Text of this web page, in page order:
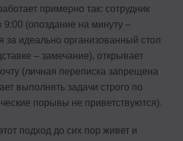
примерно так: сотрудник
9:00 (опоздание на минуту –
за идеально организованный стол
– замечание), открывает
(личная переписка запрещена
выполнять задачи строго по
порывы не приветствуются).
подход до сих пор живет и